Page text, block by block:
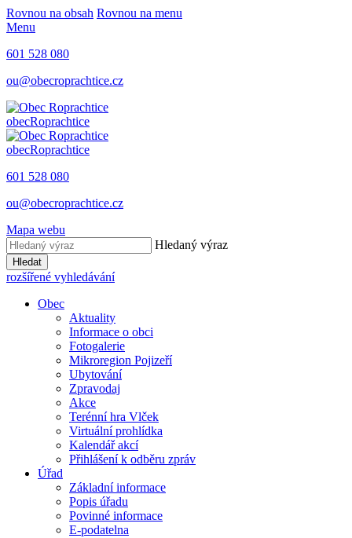
Rovnou na obsah Rovnou na menu
Menu
601 528 080
ou@obecroprachtice.cz
obecRoprachtice
obecRoprachtice
601 528 080
ou@obecroprachtice.cz
Mapa webu
Hledaný výraz
Hledat
rozšířené vyhledávání
Obec
Aktuality
Informace o obci
Fotogalerie
Mikroregion Pojizeří
Ubytování
Zpravodaj
Akce
Terénní hra Vlček
Virtuální prohlídka
Kalendář akcí
Přihlášení k odběru zpráv
Úřad
Základní informace
Popis úřadu
Povinné informace
E-podatelna